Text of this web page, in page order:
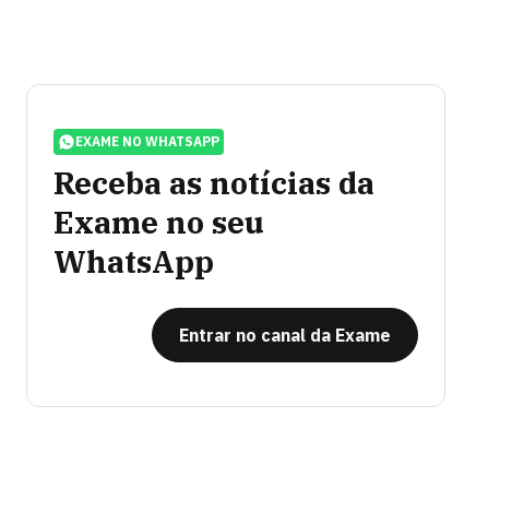
EXAME NO WHATSAPP
Receba as notícias da
Exame no seu
WhatsApp
Entrar no canal da Exame